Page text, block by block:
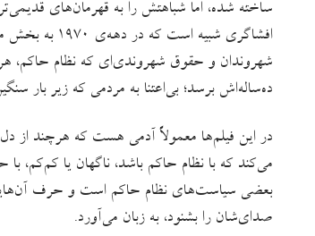
ساخته شده، اما شباهتش را به قهرمان‌های
افشاگری
شهروندان و حقوق شهروندی‌ای که نظام حاکم، هر
ده‌ساله‌اش برسد؛ بی‌اعتنا به مردمی که زیر بار
در این فیلم‌ها معمولاً آدمی هست که هرچند از
می‌کند که با نظام حاکم باشد، ناگهان یا کم‌کم،
بعضی سیاست‌های نظام حاکم است و حرف
صدای‌شان را بشنود، به زبان می‌آورد.